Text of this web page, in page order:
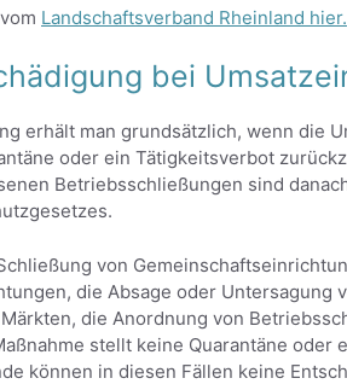
Landschaftsverband Rheinland hier.
bei
erhält man grundsätzlich, wenn die
oder ein Tätigkeitsverbot
Betriebsschließungen sind
von
die Absage oder Untersagung
die Anordnung von
stellt keine Quarantäne oder
können in diesen Fällen keine